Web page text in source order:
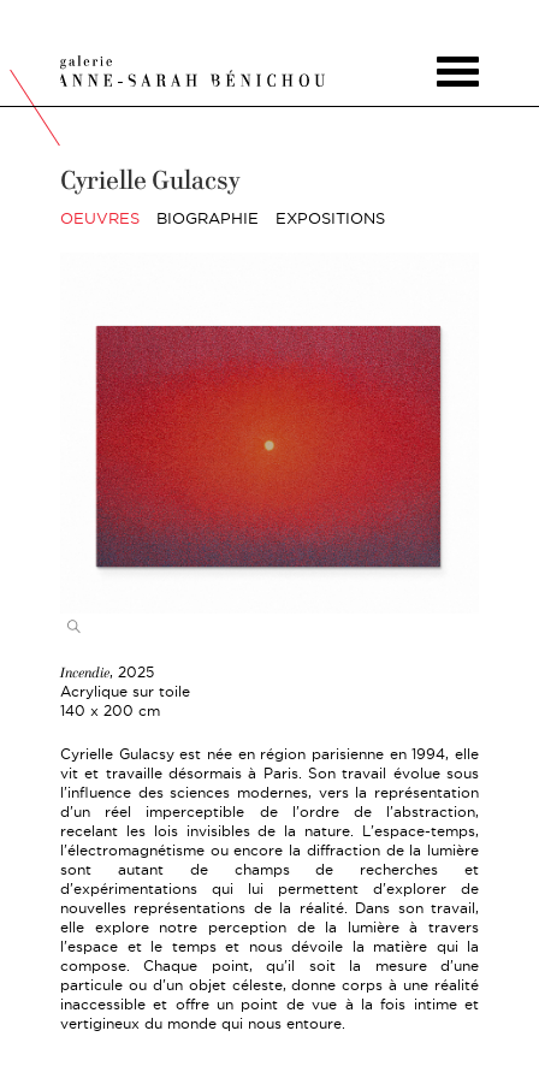
Toggle
Cyrielle Gulacsy
OEUVRES BIOGRAPHIE EXPOSITIONS
Incendie, 2025
Acrylique sur toile
140 x 200 cm
Cyrielle Gulacsy est née en région parisienne en 1994, elle
vit et travaille désormais à Paris. Son travail évolue sous
l'influence des sciences modernes, vers la représentation
d'un réel imperceptible de l'ordre de l'abstraction,
recelant les lois invisibles de la nature. L'espace-temps,
l'électromagnétisme ou encore la diffraction de la lumière
sont autant de champs de recherches et
d'expérimentations qui lui permettent d'explorer de
nouvelles représentations de la réalité. Dans son travail,
elle explore notre perception de la lumière à travers
l'espace et le temps et nous dévoile la matière qui la
compose. Chaque point, qu'il soit la mesure d'une
particule ou d'un objet céleste, donne corps à une réalité
inaccessible et offre un point de vue à la fois intime et
vertigineux du monde qui nous entoure.